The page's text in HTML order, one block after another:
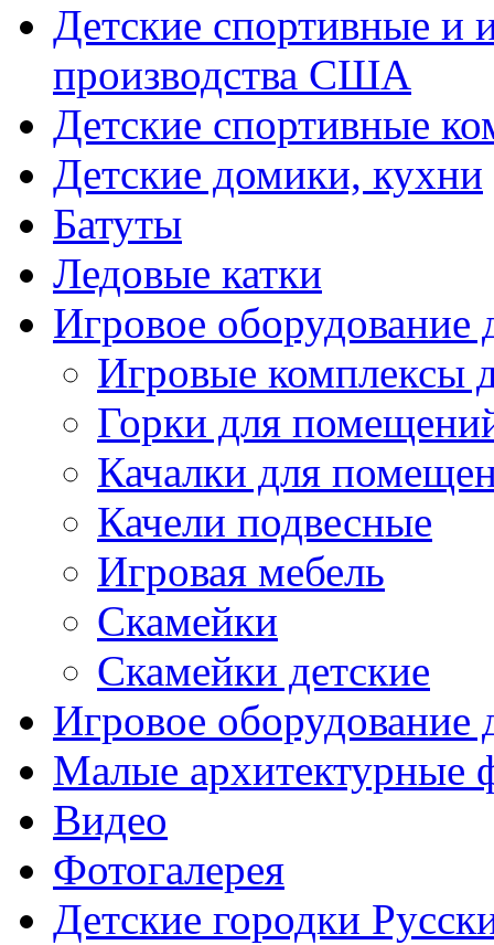
Детские спортивные и
производства США
Детские спортивные
Детские домики, кухни
Батуты
Ледовые катки
Игровое
Игровые комплексы
Горки для
Качалки для
Качели подвесные
Игровая мебель
Скамейки
Скамейки детские
Игровое оборудование
Малые архитектурные
Видео
Фотогалерея
Детские городки